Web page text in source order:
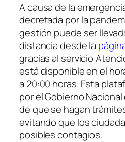
A causa de la
decretada por la
gestión puede ser
distancia desde la
gracias al servicio
está disponible en el
a 20:00 horas. Esta
por el Gobierno
de que se hagan
evitando que los
posibles contagios.